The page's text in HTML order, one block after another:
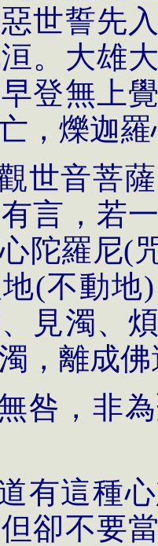
世誓先
。大雄
登無上
，爍迦
世音菩
言，若
陀羅尼(
(不動地
見濁、
，離成
無咎，非
有這種
卻不要